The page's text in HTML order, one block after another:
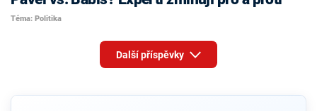
Téma: Politika
Další příspěvky